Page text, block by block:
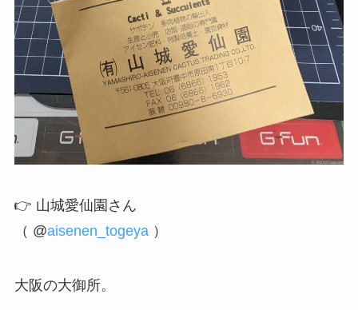
👉 山城愛仙園さん
（ @aisenen_togeya）
大阪の大御所。